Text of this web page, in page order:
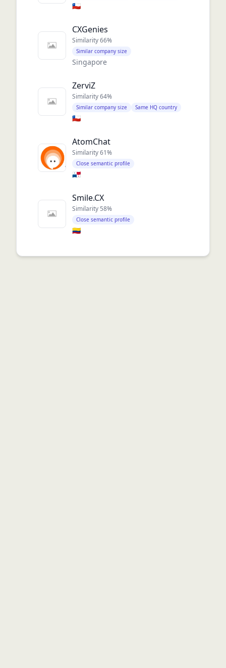
🇨🇱
CXGenies
Similarity66%
Similar company size
Singapore
ZerviZ
Similarity64%
Similar company size Same HQ country
🇨🇱
AtomChat
Similarity61%
Close semantic profile
🇵🇦
Smile.CX
Similarity 58%
Close semantic profile
🇨🇴